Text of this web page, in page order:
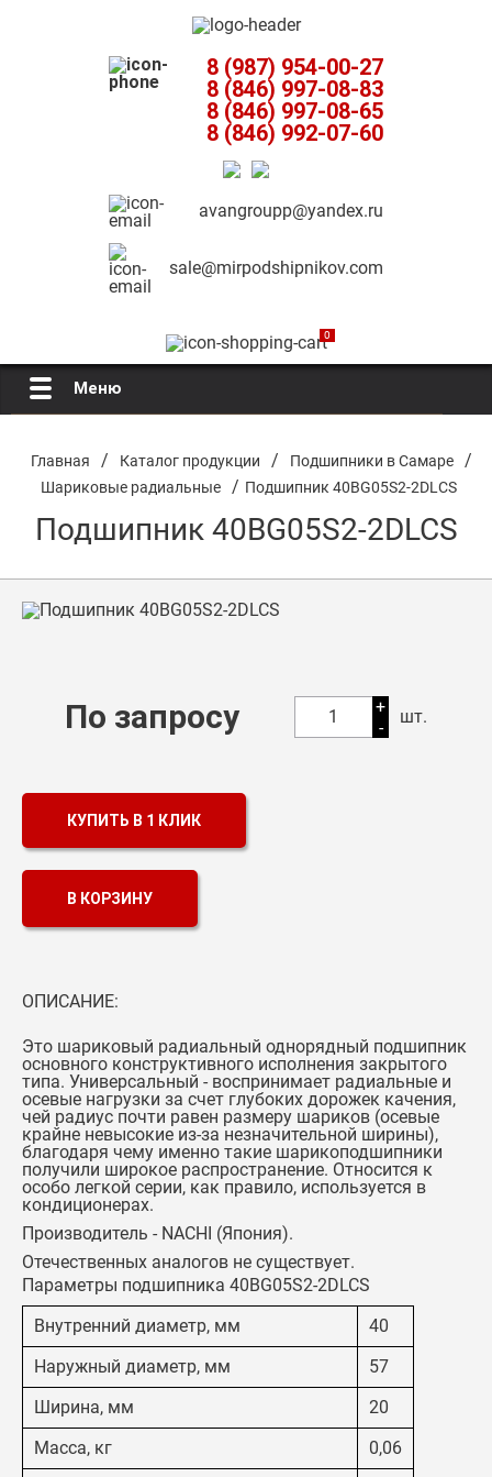
8 (987) 954-00-27
8 (846) 997-08-83
8 (846) 997-08-65
8 (846) 992-07-60
avangroupp@yandex.ru
sale@mirpodshipnikov.com
0
Меню
О компании
Оптовикам
Цепи
Главная / Каталог продукции / Подшипники в Самаре /
Шариковые радиальные / Подшипник 40BG05S2-2DLCS
Подшипник 40BG05S2-2DLCS
По запросу 1
+
-
шт.
КУПИТЬ В 1 КЛИК
В КОРЗИНУ
ОПИСАНИЕ:
Это шариковый радиальный однорядный подшипник
основного конструктивного исполнения закрытого
типа. Универсальный - воспринимает радиальные и
осевые нагрузки за счет глубоких дорожек качения,
чей радиус почти равен размеру шариков (осевые
крайне невысокие из-за незначительной ширины),
благодаря чему именно такие шарикоподшипники
получили широкое распространение. Относится к
особо легкой серии, как правило, используется в
кондиционерах.
Производитель - NACHI (Япония).
Отечественных аналогов не существует.
Параметры подшипника 40BG05S2-2DLCS
Внутренний диаметр, мм
40
Наружный диаметр, мм
57
Ширина, мм
20
Масса, кг
0,06